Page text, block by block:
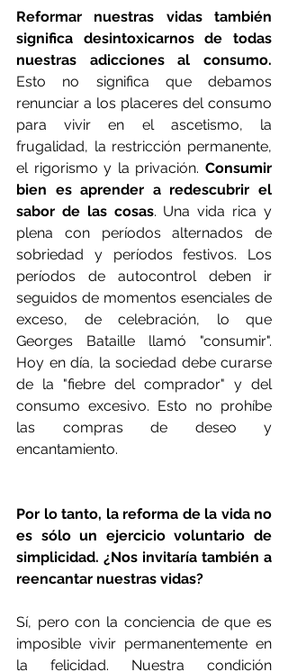
Reformar nuestras vidas también
significa desintoxicarnos de todas
nuestras adicciones al consumo.
Esto no significa que debamos
renunciar a los placeres del consumo
para vivir en el ascetismo, la
frugalidad, la restricción permanente,
el rigorismo y la privación. Consumir
bien es aprender a redescubrir el
sabor de las cosas. Una vida rica y
plena con períodos alternados de
sobriedad y períodos festivos. Los
períodos de autocontrol deben ir
seguidos de momentos esenciales de
exceso, de celebración, lo que
Georges Bataille llamó "consumir".
Hoy en día, la sociedad debe curarse
de la "fiebre del comprador" y del
consumo excesivo. Esto no prohíbe
las compras de deseo y
encantamiento.
Por lo tanto, la reforma de la vida no
es sólo un ejercicio voluntario de
simplicidad. ¿Nos invitaría también a
reencantar nuestras vidas?
Sí, pero con la conciencia de que es
imposible vivir permanentemente en
la felicidad. Nuestra condición